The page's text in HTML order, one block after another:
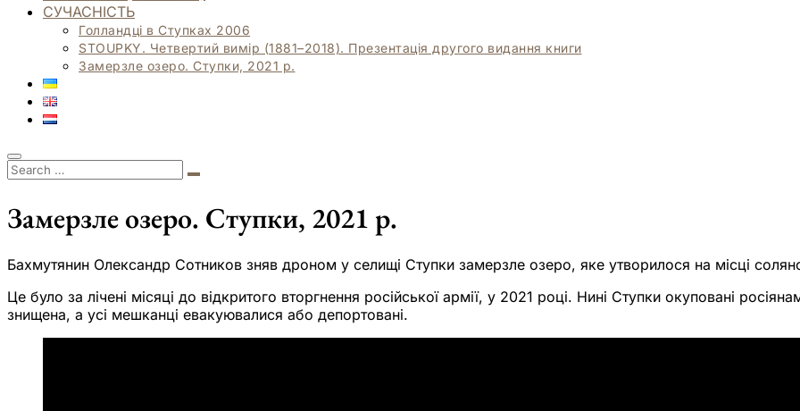
СУЧАСНІСТЬ
Голландці в Ступках 2006
STOUPKY. Четвертий вимір (1881–2018). Презентація другого видання книги
Замерзле озеро. Ступки, 2021 р.
Замерзле озеро. Ступки, 2021 р.
Бахмутянин Олександр Сотников зняв дроном у селищі Ступки замерзле озеро, яке утворилося на місці
Це було за лічені місяці до відкритого вторгнення російської армії, у 2021 році. Нині Ступки окуповані
знищена, а усі мешканці евакуювалися або депортовані.